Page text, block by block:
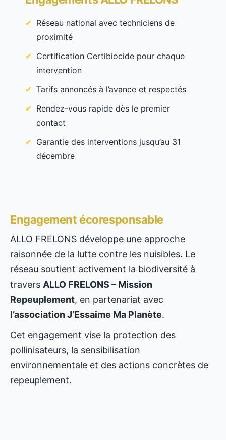
Réseau national avec techniciens de
proximité
Certification Certibiocide pour chaque
intervention
Tarifs annoncés à l’avance et respectés
Rendez-vous rapide dès le premier
contact
Garantie des interventions jusqu’au 31
décembre
Engagement écoresponsable
ALLO FRELONS développe une approche
raisonnée de la lutte contre les nuisibles. Le
réseau soutient activement la biodiversité à
travers ALLO FRELONS – Mission
Repeuplement, en partenariat avec
l’association J’Essaime Ma Planète.
Cet engagement vise la protection des
pollinisateurs, la sensibilisation
environnementale et des actions concrètes de
repeuplement.